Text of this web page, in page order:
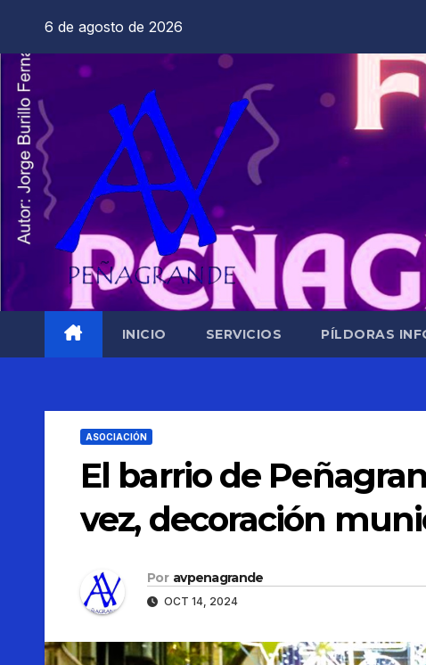
contenido
6 de agosto de 2026
INICIO SERVICIOS PÍLDORAS
ASOCIACIÓN
El barrio de
vez, decoración
Por avpenagrande
OCT 14, 2024